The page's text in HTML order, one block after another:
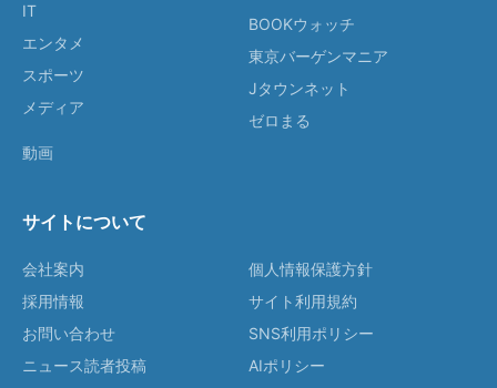
IT
エンタメ
スポーツ
メディア
動画
BOOKウォッチ
東京バーゲンマニア
Jタウンネット
ゼロまる
サイトについて
会社案内
採用情報
お問い合わせ
ニュース読者投稿
個人情報保護方針
サイト利用規約
SNS利用ポリシー
AIポリシー